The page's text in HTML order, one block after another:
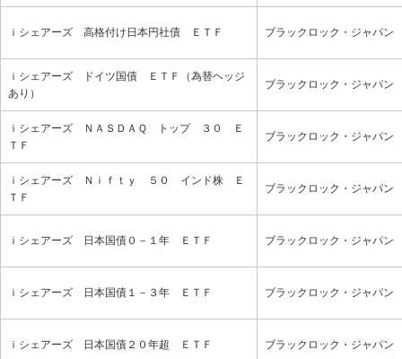
ｉシェアーズ 高格付け日本円社債 ＥＴＦ ブラックロック・ジャパン
ｉシェアーズ ドイツ国債 ＥＴＦ（為替ヘッジ
あり）
ブラックロック・ジャパン
ｉシェアーズ ＮＡＳＤＡＱ トップ ３０ Ｅ
ＴＦ
ブラックロック・ジャパン
ｉシェアーズ Ｎｉｆｔｙ ５０ インド株 Ｅ
ＴＦ
ブラックロック・ジャパン
ｉシェアーズ 日本国債０－１年 ＥＴＦ ブラックロック・ジャパン
ｉシェアーズ 日本国債１－３年 ＥＴＦ ブラックロック・ジャパン
ｉシェアーズ 日本国債２０年超 ＥＴＦ ブラックロック・ジャパン